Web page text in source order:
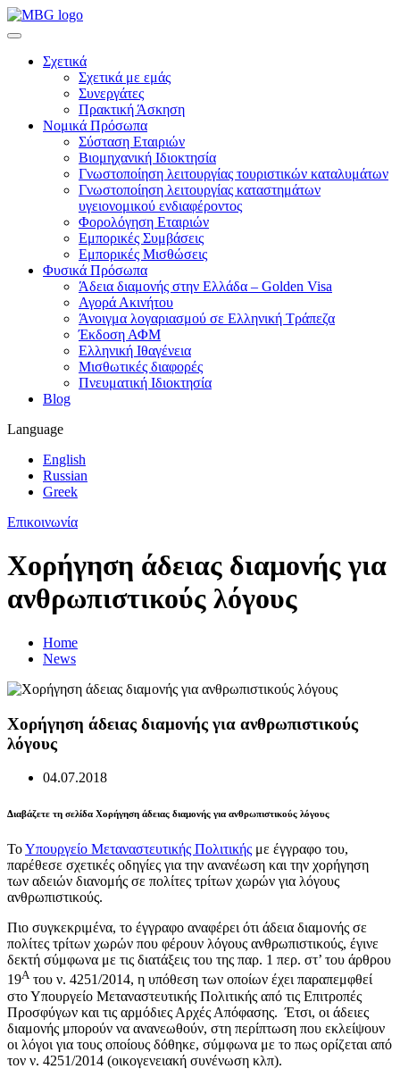
Σχετικά
Σχετικά με εμάς
Συνεργάτες
Πρακτική Άσκηση
Νομικά Πρόσωπα
Σύσταση Εταιριών
Βιομηχανική Ιδιοκτησία
Γνωστοποίηση λειτουργίας τουριστικών καταλυμάτων
Γνωστοποίηση λειτουργίας καταστημάτων
υγειονομικού ενδιαφέροντος
Φορολόγηση Εταιριών
Εμπορικές Συμβάσεις
Εμπορικές Μισθώσεις
Φυσικά Πρόσωπα
Άδεια διαμονής στην Ελλάδα – Golden Visa
Αγορά Ακινήτου
Άνοιγμα λογαριασμού σε Ελληνική Τράπεζα
Έκδοση ΑΦΜ
Ελληνική Ιθαγένεια
Μισθωτικές διαφορές
Πνευματική Ιδιοκτησία
Blog
Language
English
Russian
Greek
Επικοινωνία
Χορήγηση άδειας διαμονής για
ανθρωπιστικούς λόγους
Home
News
Χορήγηση άδειας διαμονής για ανθρωπιστικούς
λόγους
04.07.2018
Διαβάζετε τη σελίδα Χορήγηση άδειας διαμονής για ανθρωπιστικούς λόγους
ΤοΥπουργείο Μεταναστευτικής Πολιτικής με έγγραφο του,
παρέθεσε σχετικές οδηγίες για την ανανέωση και την χορήγηση
των αδειών διανομής σε πολίτες τρίτων χωρών για λόγους
ανθρωπιστικούς.
Πιο συγκεκριμένα, το έγγραφο αναφέρει ότι άδεια διαμονής σε
πολίτες τρίτων χωρών που φέρουν λόγους ανθρωπιστικούς, έγινε
δεκτή σύμφωνα με τις διατάξεις του της παρ. 1 περ. στ’ του άρθρου
19Ατου ν. 4251/2014, η υπόθεση των οποίων έχει παραπεμφθεί
στο Υπουργείο Μεταναστευτικής Πολιτικής από τις Επιτροπές
Προσφύγων και τις αρμόδιες Αρχές Απόφασης. Έτσι, οι άδειες
διαμονής μπορούν να ανανεωθούν, στη περίπτωση που εκλείψουν
οι λόγοι για τους οποίους δόθηκε, σύμφωνα με το πως ορίζεται από
τον ν. 4251/2014 (οικογενειακή συνένωση κλπ).